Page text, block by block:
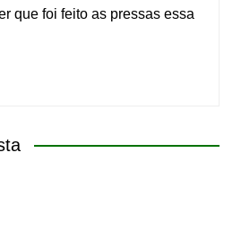
que foi feito as pressas essa